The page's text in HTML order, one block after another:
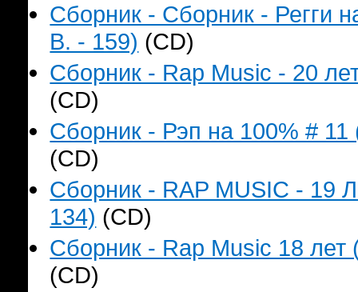
Сборник - Сборник - Регги
B. - 159) (CD)
Сборник - Rap Music - 20
(CD)
Сборник - Рэп на 100% #
(CD)
Сборник - RAP MUSIC - 19
134) (CD)
Сборник - Rap Music 18
(CD)